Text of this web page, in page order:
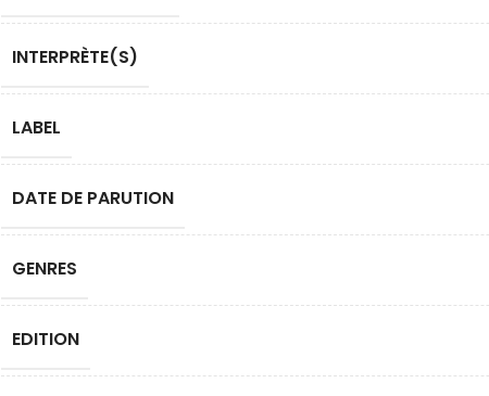
INTERPRÈTE(S)
LABEL
DATE DE PARUTION
GENRES
EDITION